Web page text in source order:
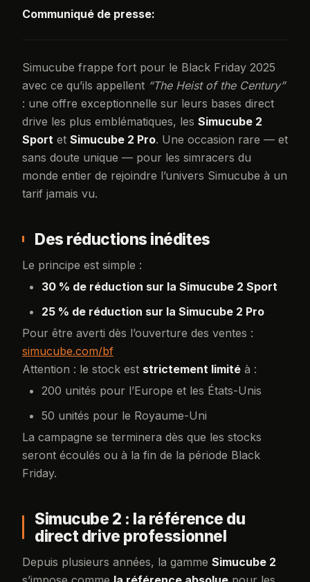
Communiqué de presse:
Simucube frappe fort pour le Black Friday 2025
avec ce qu’ils appellent “The Heist of the Century”
: une offre exceptionnelle sur leurs bases direct
drive les plus emblématiques, les Simucube 2
Sport et Simucube 2 Pro. Une occasion rare — et
sans doute unique — pour les simracers du
monde entier de rejoindre l’univers Simucube à un
tarif jamais vu.
Des réductions inédites
Le principe est simple :
30 % de réduction sur la Simucube 2 Sport
25 % de réduction sur la Simucube 2 Pro
Pour être averti dès l’ouverture des ventes :
simucube.com/bf
Attention : le stock est strictement limité à :
200 unités pour l’Europe et les États-Unis
50 unités pour le Royaume-Uni
La campagne se terminera dès que les stocks
seront écoulés ou à la fin de la période Black
Friday.
Simucube 2 : la référence du
direct drive professionnel
Depuis plusieurs années, la gamme Simucube 2